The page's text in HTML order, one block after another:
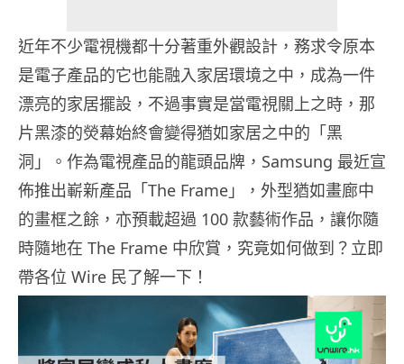
近年不少電視機都十分著重外觀設計，務求令原本
是電子產品的它也能融入家居環境之中，成為一件
漂亮的家居擺設，不過事實是當電視關上之時，那
片黑漆的熒幕始終會變得猶如家居之中的「黑
洞」。作為電視產品的龍頭品牌，Samsung 最近宣
佈推出嶄新產品「The Frame」，外型猶如畫廊中
的畫框之餘，亦預載超過 100 款藝術作品，讓你隨
時隨地在 The Frame 中欣賞，究竟如何做到？立即
帶各位 Wire 民了解一下！